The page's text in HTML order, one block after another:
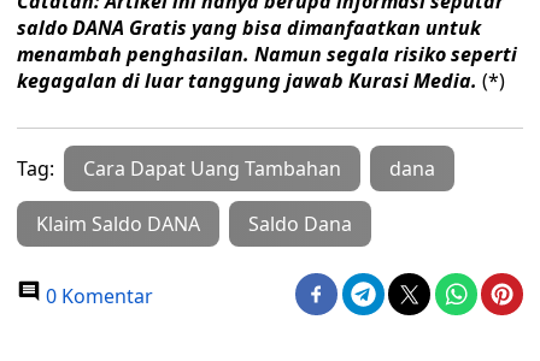
saldo DANA Gratis yang bisa dimanfaatkan untuk
menambah penghasilan. Namun segala risiko seperti
kegagalan di luar tanggung jawab Kurasi Media. (*)
Tag: Cara Dapat Uang Tambahan dana
Klaim Saldo DANA Saldo Dana
0 Komentar